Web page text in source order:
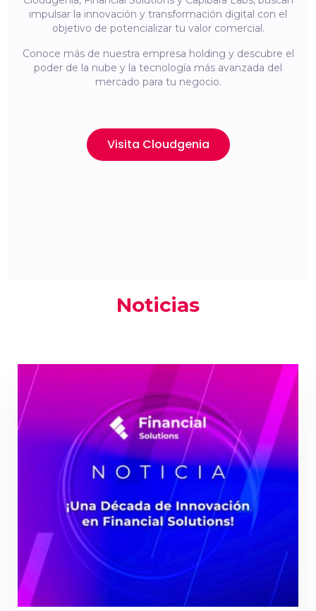
impulsar la innovación y transformación digital con el
objetivo de potencializar tu valor comercial.
Conoce más de nuestra empresa holding y descubre el
poder de la nube y la tecnología más avanzada del
mercado para tu negocio.
Visita Cloudgenia
Noticias